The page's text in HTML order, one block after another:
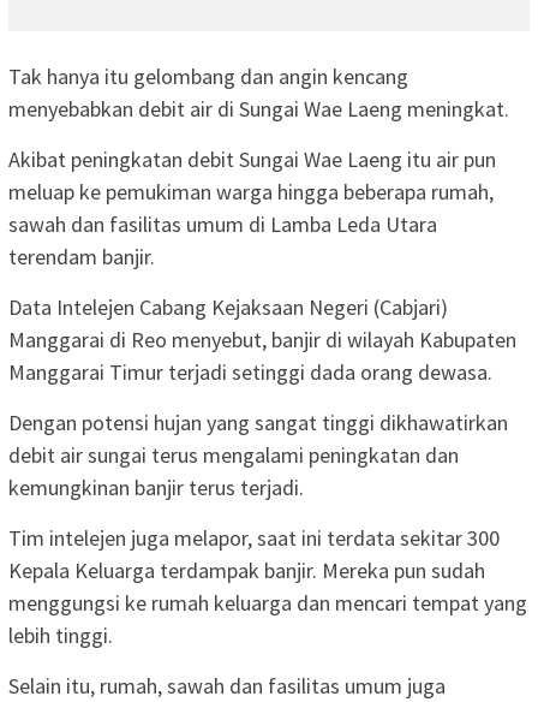
Tak hanya itu gelombang dan angin kencang
menyebabkan debit air di Sungai Wae Laeng meningkat.
Akibat peningkatan debit Sungai Wae Laeng itu air pun
meluap ke pemukiman warga hingga beberapa rumah,
sawah dan fasilitas umum di Lamba Leda Utara
terendam banjir.
Data Intelejen Cabang Kejaksaan Negeri (Cabjari)
Manggarai di Reo menyebut, banjir di wilayah Kabupaten
Manggarai Timur terjadi setinggi dada orang dewasa.
Dengan potensi hujan yang sangat tinggi dikhawatirkan
debit air sungai terus mengalami peningkatan dan
kemungkinan banjir terus terjadi.
Tim intelejen juga melapor, saat ini terdata sekitar 300
Kepala Keluarga terdampak banjir. Mereka pun sudah
menggungsi ke rumah keluarga dan mencari tempat yang
lebih tinggi.
Selain itu, rumah, sawah dan fasilitas umum juga